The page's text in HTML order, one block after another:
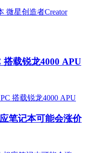
载锐龙4000 APU
笔记本可能会涨价